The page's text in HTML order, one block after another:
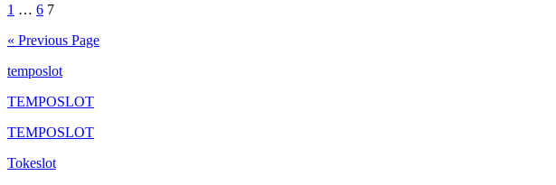
Posts
pagination
1 … 6 7
« Previous Page
temposlot
TEMPOSLOT
TEMPOSLOT
Tokeslot